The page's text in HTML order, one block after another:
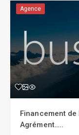
Agence
Financement de
Agrément…..